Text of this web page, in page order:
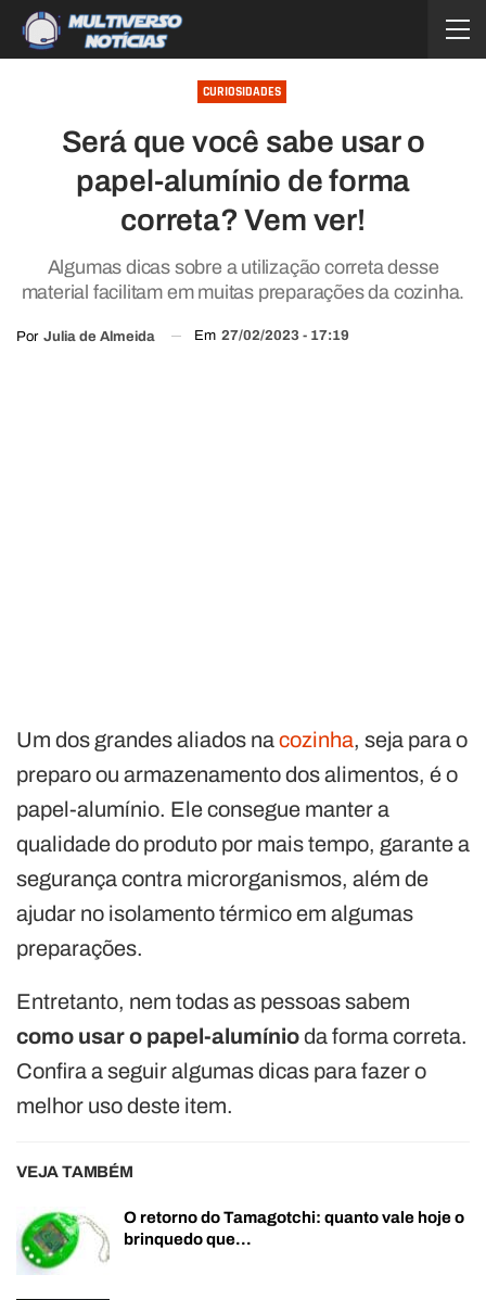
CURIOSIDADES
Será que você sabe usar o
papel-alumínio de forma
correta? Vem ver!
Algumas dicas sobre a utilização correta desse
material facilitam em muitas preparações da cozinha.
Por Julia de Almeida Em 27/02/2023 - 17:19
Um dos grandes aliados nacozinha, seja para o
preparo ou armazenamento dos alimentos, é o
papel-alumínio. Ele consegue manter a
qualidade do produto por mais tempo, garante a
segurança contra microrganismos, além de
ajudar no isolamento térmico em algumas
preparações.
Entretanto, nem todas as pessoas sabem
como usar o papel-alumínioda forma correta.
Confira a seguir algumas dicas para fazer o
melhor uso deste item.
VEJA TAMBÉM
O retorno do Tamagotchi: quanto vale hoje o
brinquedo que…